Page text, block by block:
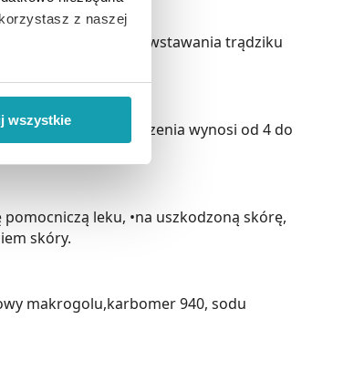
z naszej
zbieranie danych o
wszystkie
jedną z przyczyn powstawania trądziku
czas leczenia wynosi od 4 do
leku, •na uszkodzoną skórę,
skóry.
makrogolu,karbomer 940, sodu